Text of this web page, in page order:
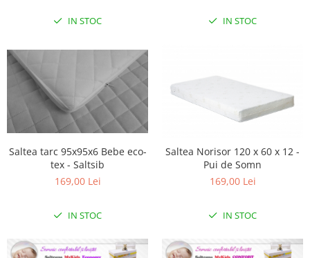
Aparate diverse
Pompe san
Robot de bucatarie
Tensiometre
Termometre camera si baie
IN STOC IN STOC
Saltea tarc 95x95x6 Bebe eco-
tex - Saltsib
169,00 Lei
IN STOC
Saltea Norisor 120 x 60 x 12 -
Pui de Somn
169,00 Lei
IN STOC